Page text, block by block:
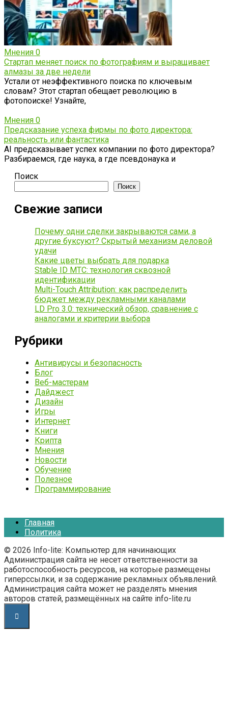
Мнения 0
Стартап меняет поиск по фотографиям и выращивает
алмазы за две недели
Устали от неэффективного поиска по ключевым
словам? Этот стартап обещает революцию в
фотопоиске! Узнайте,
Мнения 0
Предсказание успеха фирмы по фото директора:
реальность или фантастика
AI предсказывает успех компании по фото директора?
Разбираемся, где наука, а где псевдонаука и
Поиск
Поиск
Свежие записи
Почему одни сделки закрываются сами, а
другие буксуют? Скрытый механизм деловой
удачи
Какие цветы выбрать для подарка
Stable ID МТС: технология сквозной
идентификации
Multi-Touch Attribution: как распределить
бюджет между рекламными каналами
LD Pro 3.0: технический обзор, сравнение с
аналогами и критерии выбора
Рубрики
Антивирусы и безопасность
Блог
Веб-мастерам
Дайджест
Дизайн
Игры
Интернет
Книги
Крипта
Мнения
Новости
Обучение
Полезное
Программирование
Главная
Политика
© 2026 Info-lite: Компьютер для начинающих
Администрация сайта не несет ответственности за
работоспособность ресурсов, на которые размещены
гиперссылки, и за содержание рекламных объявлений.
Администрация сайта может не разделять мнения
авторов статей, размещённых на сайте info-lite.ru